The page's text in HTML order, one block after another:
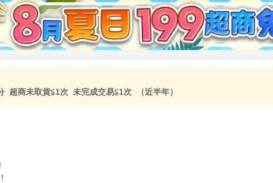
超商未取貨≦1次 未完成交易≦1次 （近半年）